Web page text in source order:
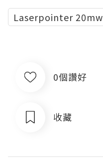
Laserpointer 20mw
0個讚好
收藏